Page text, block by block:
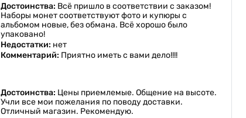
Достоинства: Всё пришло в соответствии с заказом!
Наборы монет соответствуют фото и купюры с
альбомом новые, без обмана. Всё хорошо было
упаковано!
Недостатки: нет
Комментарий: Приятно иметь с вами дело!!!!
Достоинства: Цены приемлемые. Общение на высоте.
Учли все мои пожелания по поводу доставки.
Отличный магазин. Рекомендую.